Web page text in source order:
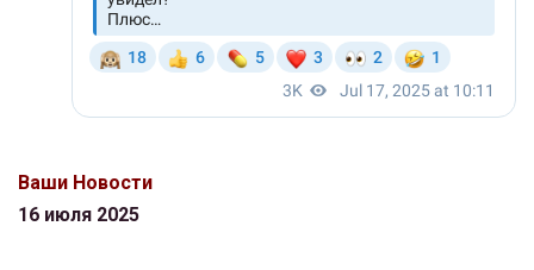
Ваши Новости
16 июля 2025